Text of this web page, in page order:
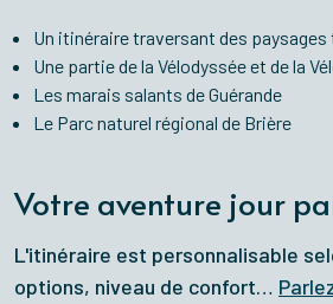
Un itinéraire traversant des paysages
Une partie de la Vélodyssée et de la
Les marais salants de Guérande
Le Parc naturel régional de Brière
Votre aventure jour
L'itinéraire est personnalisable
options, niveau de confort…